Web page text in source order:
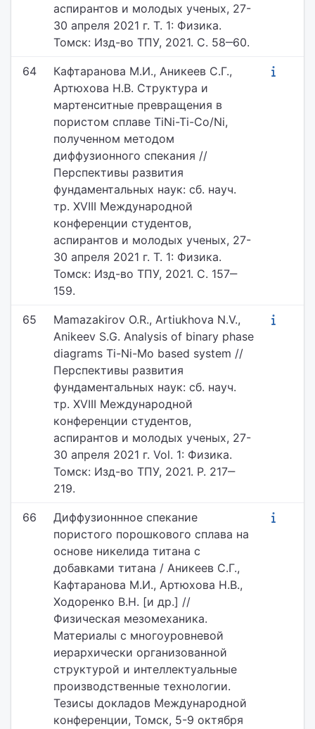
аспирантов и молодых ученых, 27-
30 апреля 2021 г. Т. 1: Физика.
Томск: Изд-во ТПУ, 2021. С. 58‒60.
64
Кафтаранова М.И., Аникеев С.Г.,
Артюхова Н.В. Структура и
мартенситные превращения в
пористом сплаве TiNi-Ti-Co/Ni,
полученном методом
диффузионного спекания //
Перспективы развития
фундаментальных наук: сб. науч.
тр. XVIII Международной
конференции студентов,
аспирантов и молодых ученых, 27-
30 апреля 2021 г. Т. 1: Физика.
Томск: Изд-во ТПУ, 2021. С. 157‒
159.
65
Mamazakirov O.R., Artiukhova N.V.,
Anikeev S.G. Analysis of binary phase
diagrams Ti-Ni-Mo based system //
Перспективы развития
фундаментальных наук: сб. науч.
тр. XVIII Международной
конференции студентов,
аспирантов и молодых ученых, 27-
30 апреля 2021 г. Vol. 1: Физика.
Томск: Изд-во ТПУ, 2021. P. 217‒
219.
66
Диффузионнное спекание
пористого порошкового сплава на
основе никелида титана с
добавками титана / Аникеев С.Г.,
Кафтаранова М.И., Артюхова Н.В.,
Ходоренко В.Н. [и др.] //
Физическая мезомеханика.
Материалы с многоуровневой
иерархически организованной
структурой и интеллектуальные
производственные технологии.
Тезисы докладов Международной
конференции, Томск, 5-9 октября